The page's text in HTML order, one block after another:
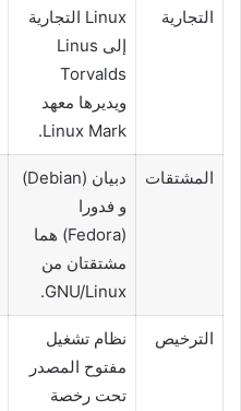
التجارية
Linux التجارية
إلى Linus
Torvalds
ويديرها معهد
Linux Mark.
المشتقات
دبیان (Debian)
و فدورا
(Fedora) هما
مشتقتان من
GNU/Linux.
الترخيص
نظام تشغيل
مفتوح المصدر
تحت رخصة